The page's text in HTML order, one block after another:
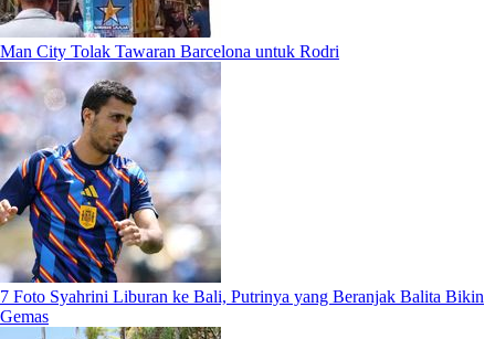
Man City Tolak Tawaran Barcelona untuk Rodri
7 Foto Syahrini Liburan ke Bali, Putrinya yang Beranjak Balita Bikin
Gemas